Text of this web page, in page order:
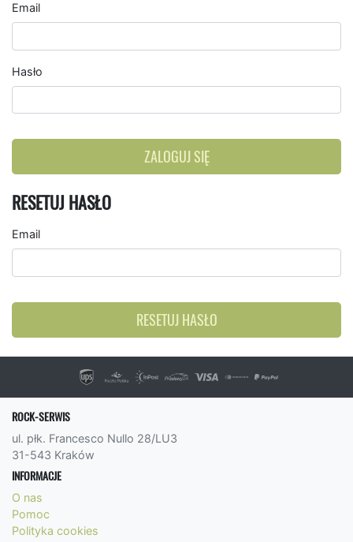
Email
Hasło
ZALOGUJ SIĘ
RESETUJ HASŁO
Email
RESETUJ HASŁO
ROCK-SERWIS
ul. płk. Francesco Nullo 28/LU3
31-543 Kraków
INFORMACJE
O nas
Pomoc
Polityka cookies